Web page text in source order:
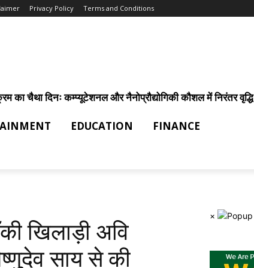
Privacy Policy Terms and Conditions
का चैथा दिनः कम्प्यूटेशनल और नैनोप्रौद्योगिकी कौशल में निरंतर वृद्धि
EDUCATION FINANCE
खिलाड़ी अवि
साय से की
×